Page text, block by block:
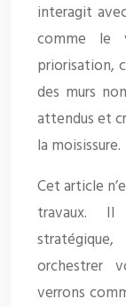
interagit
comme le
priorisation,
des murs
attendus et
la moisissure.
Cet article
travaux. Il
orchestrer
verrons